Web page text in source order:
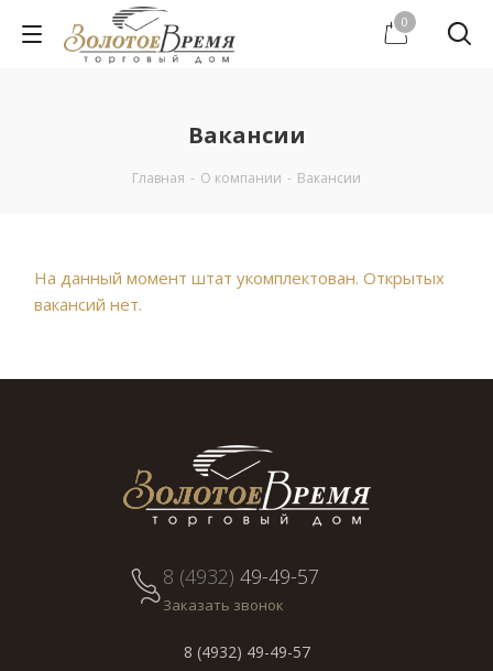
0
Вакансии
Главная - О компании - Вакансии
На данный момент штат укомплектован. Открытых
вакансий нет.
8 (4932) 49-49-57
Заказать звонок
8 (4932) 49-49-57